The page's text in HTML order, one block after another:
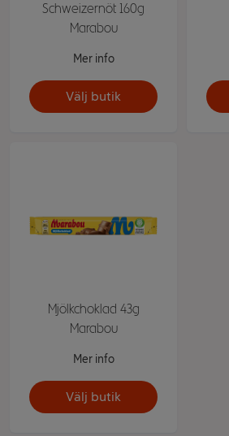
Schweizernöt 160g
Marabou
Mer info
Välj butik
Mjölkchoklad 43g
Marabou
Mer info
Välj butik